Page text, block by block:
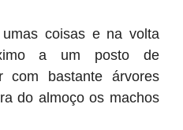
coisas e na volta
a um posto de
com bastante árvores
do almoço os machos